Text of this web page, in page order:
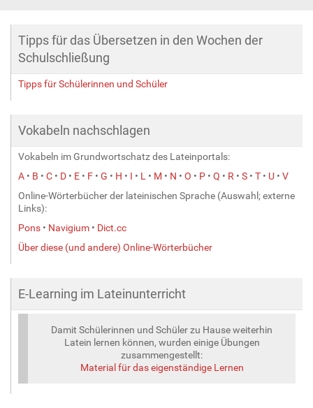
Tipps für das Übersetzen in den Wochen der
Schulschließung
Tipps für Schülerinnen und Schüler
Vokabeln nachschlagen
Vokabeln im Grundwortschatz des Lateinportals:
A • B • C • D • E • F • G • H • I • L • M • N • O • P • Q • R • S • T • U • V
Online-Wörterbücher der lateinischen Sprache (Auswahl; externe
Links):
Pons • Navigium • Dict.cc
Über diese (und andere) Online-Wörterbücher
E-Learning im Lateinunterricht
Damit Schülerinnen und Schüler zu Hause weiterhin
Latein lernen können, wurden einige Übungen
zusammengestellt:
Material für das eigenständige Lernen